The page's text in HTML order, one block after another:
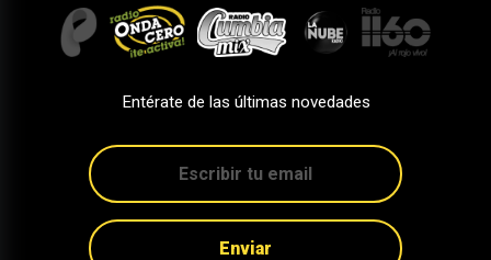
Entérate de las últimas novedades
Enviar